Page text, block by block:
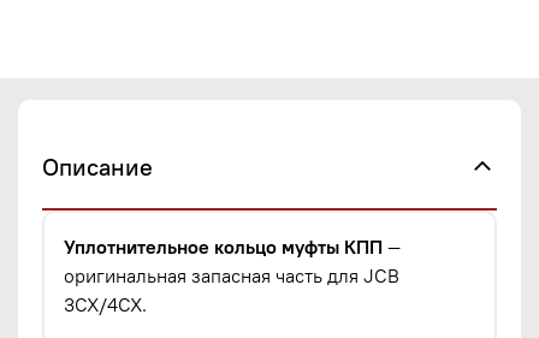
Описание
Уплотнительное кольцо муфты КПП —
оригинальная запасная часть для JCB
3CX/4CX.